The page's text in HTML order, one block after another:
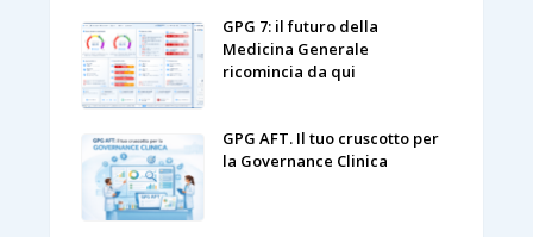
GPG 7: il futuro della
Medicina Generale
ricomincia da qui
GPG AFT. Il tuo cruscotto per
la Governance Clinica